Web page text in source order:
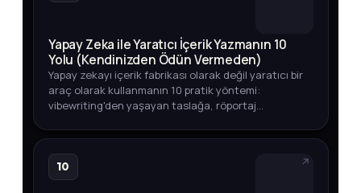
Yapay Zeka ile Yaratıcı İçerik Yazmanın 10
Yolu (Kendinizden Ödün Vermeden)
Yapay zekayı içerik fabrikası olarak değil yaratıcı bir
araç olarak kullanmanın 10 pratik yöntemi:
vibewriting'den yaşayan taslağa, röportaj
10